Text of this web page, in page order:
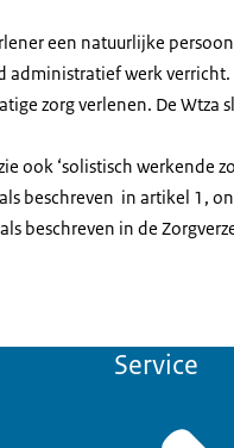
een natuurlijke
werk
zorg verlenen. De Wtza
ook ‘solistisch werkende
beschreven in artikel 1,
beschreven in de
Service